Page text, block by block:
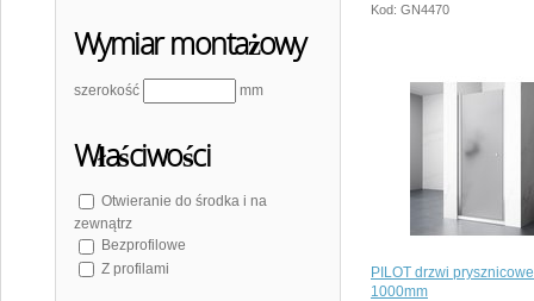
Wymiar montażowy
szerokość mm
Właściwości
Otwieranie do środka i na
zewnątrz
Bezprofilowe
Z profilami
Kod: GN4470
PILOT drzwi
1000mm